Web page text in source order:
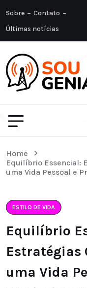
Sobre
Contato
Últimas notícias
Home
Equilíbrio Essencial:
uma Vida Pessoal e
ESTILO DE VIDA
Equilíbrio
Estratégias
uma Vida